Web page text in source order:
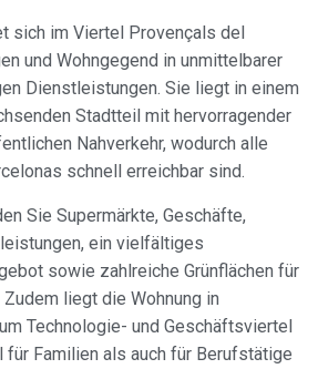
sich im Viertel Provençals del
und Wohngegend in unmittelbarer
Dienstleistungen. Sie liegt in einem
Stadtteil mit hervorragender
Nahverkehr, wodurch alle
schnell erreichbar sind.
Sie Supermärkte, Geschäfte,
ein vielfältiges
sowie zahlreiche Grünflächen für
liegt die Wohnung in
Technologie- und Geschäftsviertel
Familien als auch für Berufstätige
verwendet, um Informationen über
persönlichen Entscheidungen des
kontinuierliche Beobachtung seiner
speichern. Dank ihnen können wir
auf der Website kennen und
das Surfprofil des Benutzers